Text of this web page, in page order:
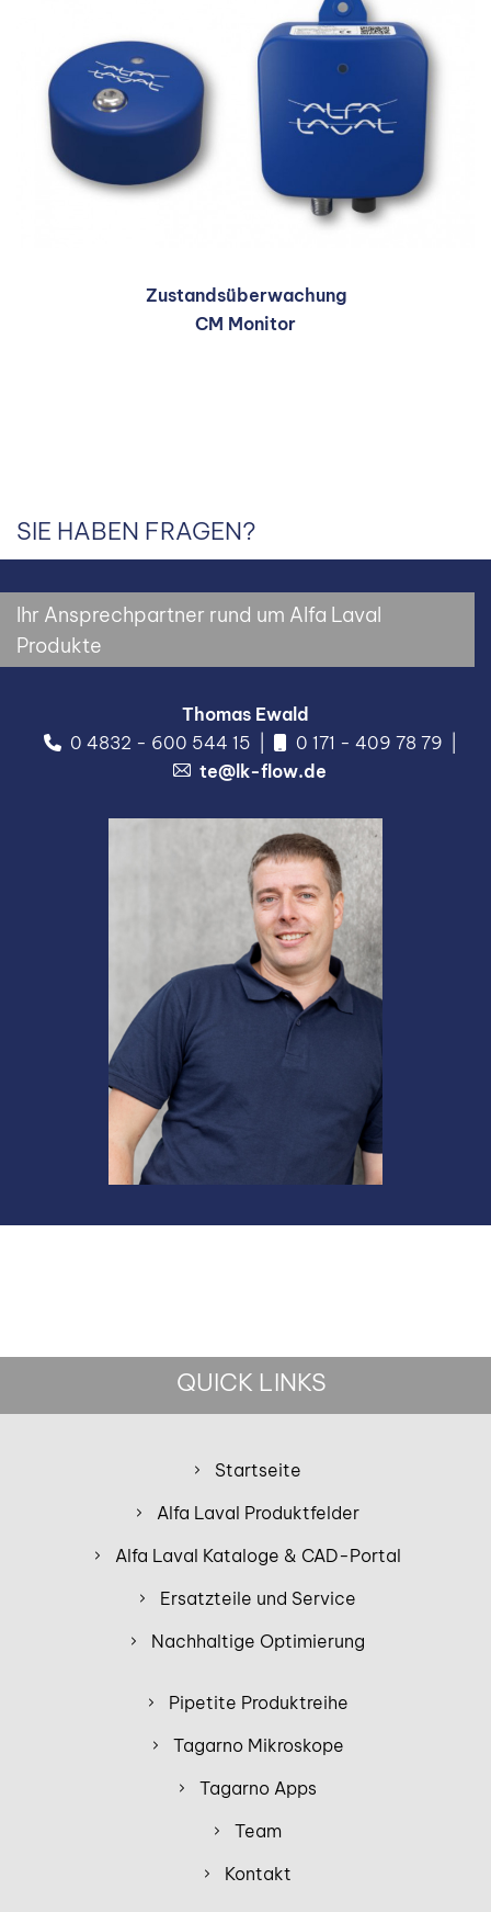
Zustandsüberwachung
CM Monitor
SIE HABEN FRAGEN?
Ihr Ansprechpartner rund um Alfa Laval
Produkte
Thomas Ewald
0 4832 - 600 544 15
0 171 - 409 78 79
te@lk-flow.de
QUICK LINKS
Startseite
Alfa Laval Produktfelder
Alfa Laval Kataloge & CAD-Portal
Ersatzteile und Service
Nachhaltige Optimierung
Pipetite Produktreihe
Tagarno Mikroskope
Tagarno Apps
Team
Kontakt